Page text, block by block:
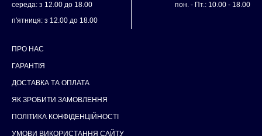
середа: з 12.00 до 18.00
п'ятниця: з 12.00 до 18.00
пон. - Пт.: 10.00 - 18.00
ПРО НАС
ГАРАНТІЯ
ДОСТАВКА ТА ОПЛАТА
ЯК ЗРОБИТИ ЗАМОВЛЕННЯ
ПОЛІТИКА КОНФІДЕНЦІЙНОСТІ
УМОВИ ВИКОРИСТАННЯ САЙТУ